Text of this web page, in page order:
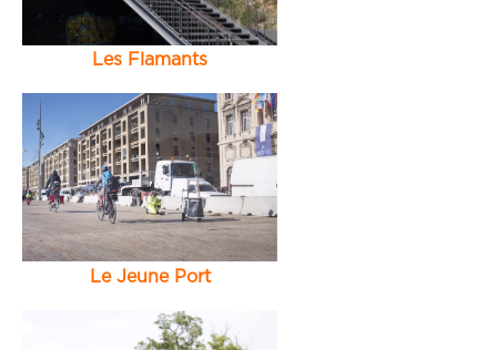
Les Flamants
Le Jeune Port